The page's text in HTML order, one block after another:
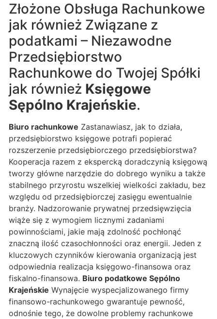
Złożone Obsługa Rachunkowe
jak również Związane z
podatkami – Niezawodne
Przedsiębiorstwo
Rachunkowe do Twojej Spółki
jak również Księgowe
Sępólno Krajeńskie.
Biuro rachunkowe Zastanawiasz, jak to działa,
przedsiębiorstwo księgowe potrafi popierać
rozszerzenie przedsiębiorczego przedsiębiorstwa?
Kooperacja razem z ekspercką doradczynią księgową
tworzy główne narzędzie do dobrego wyniku a także
stabilnego przyrostu wszelkiej wielkości zakładu, bez
względu od przedsiębiorczej zasięgu ewentualnie
branży. Nadzorowanie prywatnej przedsięwzięcia
wiąże się z wymogiem licznymi zadaniami
powinnościami, jakie mają zdolność pochłonąć
znaczną ilość czasochłonności oraz energii. Jeden z
kluczowych czynników kierowania organizacją jest
odpowiednia realizacja księgowo-finansowa oraz
fiskalno-finansowa. Biuro podatkowe Sępólno
Krajeńskie Wynajęcie wyspecjalizowanego firmy
finansowo-rachunkowego gwarantuje pewność,
odnośnie tego, że dowolne problemy rachunkowe